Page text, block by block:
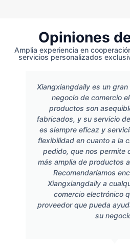
Opiniones
Amplia experiencia en
servicios personalizados
Xiangxiangdaily es un
negocio de comercio
productos son
fabricados, y su servicio
es siempre eficaz y
flexibilidad en cuanto a la
pedido, que nos permite
más amplia de productos
Recomendaríamos
Xiangxiangdaily a
comercio electrónico
proveedor que pueda
su